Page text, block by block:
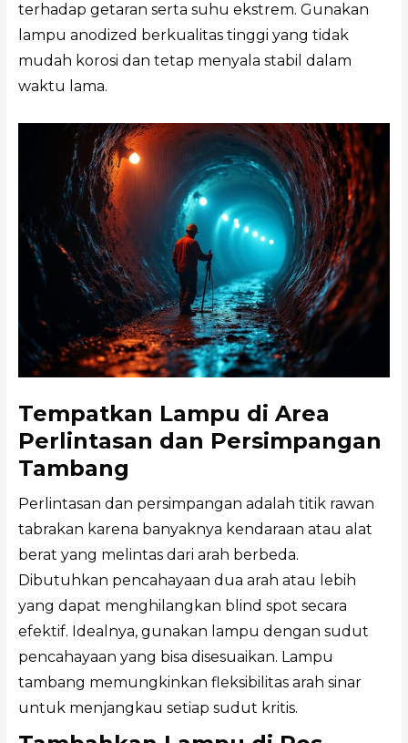
terhadap getaran serta suhu ekstrem. Gunakan
lampu anodized berkualitas tinggi yang tidak
mudah korosi dan tetap menyala stabil dalam
waktu lama.
Tempatkan Lampu di Area
Perlintasan dan Persimpangan
Tambang
Perlintasan dan persimpangan adalah titik rawan
tabrakan karena banyaknya kendaraan atau alat
berat yang melintas dari arah berbeda.
Dibutuhkan pencahayaan dua arah atau lebih
yang dapat menghilangkan blind spot secara
efektif. Idealnya, gunakan lampu dengan sudut
pencahayaan yang bisa disesuaikan. Lampu
tambang memungkinkan fleksibilitas arah sinar
untuk menjangkau setiap sudut kritis.